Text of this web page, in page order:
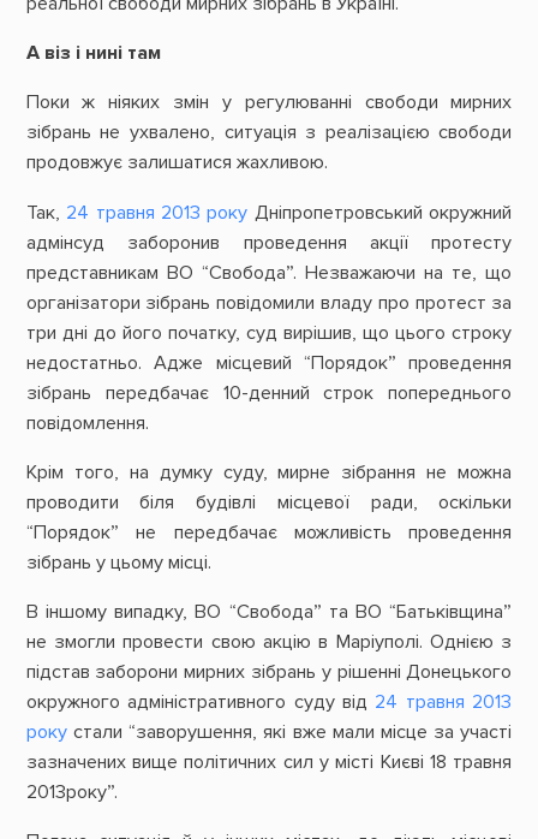
А віз і нині там
Поки ж ніяких змін у регулюванні свободи мирних
зібрань не ухвалено, ситуація з реалізацією свободи
продовжує залишатися жахливою.
Так, 24 травня 2013 року Дніпропетровський окружний
адмінсуд заборонив проведення акції протесту
представникам ВО “Свобода”. Незважаючи на те, що
організатори зібрань повідомили владу про протест за
три дні до його початку, суд вирішив, що цього строку
недостатньо. Адже місцевий “Порядок” проведення
зібрань передбачає 10-денний строк попереднього
повідомлення.
Крім того, на думку суду, мирне зібрання не можна
проводити біля будівлі місцевої ради, оскільки
“Порядок” не передбачає можливість проведення
зібрань у цьому місці.
В іншому випадку, ВО “Свобода” та ВО “Батьківщина”
не змогли провести свою акцію в Маріуполі. Однією з
підстав заборони мирних зібрань у рішенні Донецького
окружного адміністративного суду від 24 травня 2013
рокустали “заворушення, які вже мали місце за участі
зазначених вище політичних сил у місті Києві 18 травня
2013року”.